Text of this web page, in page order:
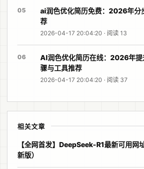
05
ai润色优化简历免费：2026年分
荐
2026-04-17 20:04:20 · 阅读 13
06
AI润色优化简历在线：2026年提
骤与工具推荐
2026-04-17 20:04:20 · 阅读 37
相关文章
【全网首发】DeepSeek-R1最新可用网
新版）